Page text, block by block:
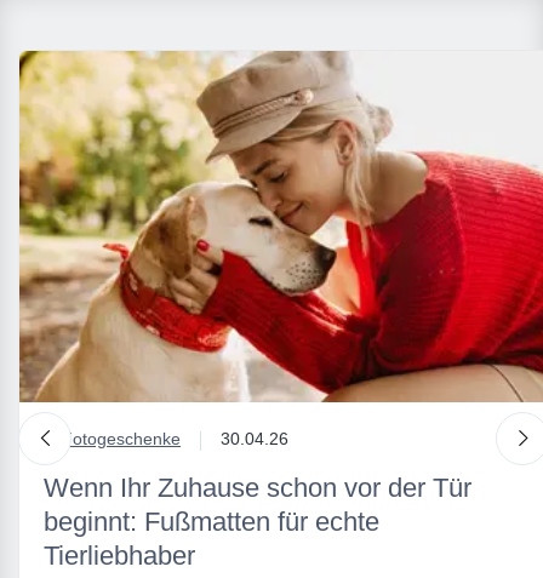
nach links
in Fotogeschenke 30.04.26
Wenn Ihr Zuhause schon vor der Tür
beginnt: Fußmatten für echte
Tierliebhaber